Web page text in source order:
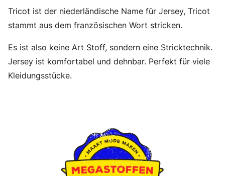
Tricot ist der niederländische Name für Jersey, Tricot
stammt aus dem französischen Wort stricken.
Es ist also keine Art Stoff, sondern eine Stricktechnik.
Jersey ist komfortabel und dehnbar. Perfekt für viele
Kleidungsstücke.